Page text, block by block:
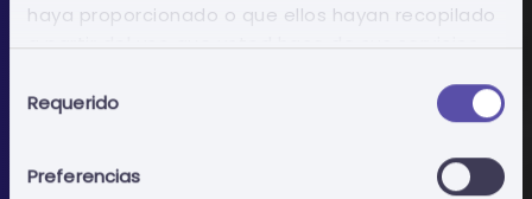
haya proporcionado o que ellos hayan recopilado
a partir del uso que usted hace de sus servicios.
deRequerido
Preferencias
Deep Search | Adelántese a los